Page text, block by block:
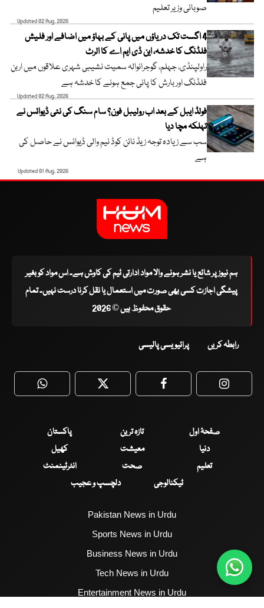
صوبائی وزیر تعلیم
Updated 02 Aug, 2026
4 اگست تک دریاؤں میں پانی کے بہاؤ میں اضافے اور فلیش
فلڈنگ کا خدشہ، این ڈی ایم اے کا الرٹ
راولپنڈی، جہلم، گوجرانوالہ سمیت نشیبی شہری علاقوں میں اربن
فلڈنگ اور بارش کا پانی جمع ہونے کا خدشہ ہے
Updated 02 Aug, 2026
فولڈ ایبل کے بعد اب رولیبل فون؟ سام سنگ کی نئی ڈیوائس نے
تہلکہ مچا دیا
سب سے زیادہ توجہ زیڈ نائن کوڈ نیم والی ڈیوائس نے حاصل کی
ہے
Updated 01 Aug, 2026
ہم نیوز پر شائع یا نشر ہونے والا مواد ادارتی ٹیم کی کاوش ہے۔ اس مواد کو بغیر
پیشگی اجازت کسی بھی صورت میں استعمال یا نقل کرنا درست نہیں۔ تمام
حقوق محفوظ ہیں © 2026
رابطہ کریں پرائیویسی پالیسی
WhatsApp Twitter Facebook
صفحۂ اول تازہ ترین
پاکستان
دنیا
معیشت
کھیل
تعلیم
صحت
انٹرٹینمنٹ
ٹیکنالوجی
دلچسپ و عجیب
Pakistan News in Urdu
Sports News in Urdu
Business News in Urdu
Tech News in Urdu
Entertainment News in Urdu